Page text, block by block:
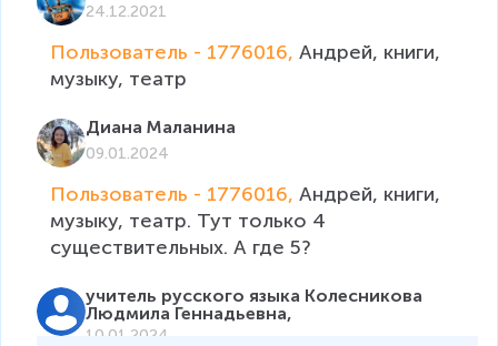
24.12.2021
Пользователь - 1776016, Андрей, книги,
музыку, театр
Диана Маланина
09.01.2024
Пользователь - 1776016, Андрей, книги,
музыку, театр. Тут только 4
существительных. А где 5?
учитель русского языка Колесникова
Людмила Геннадьевна,
10.01.2024